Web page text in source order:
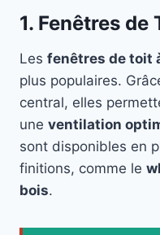
1. Fenêtres de
Les fenêtres de toit
plus populaires.
central, elles
une ventilation
sont disponibles en
finitions, comme le
bois.